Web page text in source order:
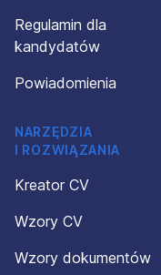
Regulamin dla
kandydatów
Powiadomienia
NARZĘDZIA
I ROZWIĄZANIA
Kreator CV
Wzory CV
Wzory dokumentów